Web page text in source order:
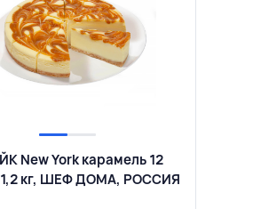
New York карамель 12
1,2 кг, ШЕФ ДОМА, РОССИЯ